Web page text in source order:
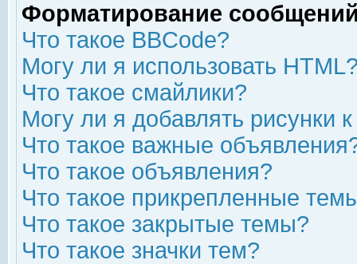
Форматирование
Что такое BBCode?
Могу ли я использовать
Что такое смайлики?
Могу ли я добавлять рисунки
Что такое важные
Что такое объявления?
Что такое прикрепленные
Что такое закрытые темы?
Что такое значки тем?